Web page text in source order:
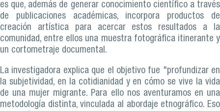
es que, además de generar conocimiento científico a través
de publicaciones académicas, incorpora productos de
creación artística para acercar estos resultados a la
comunidad, entre ellos una muestra fotográfica itinerante y
un cortometraje documental.
La investigadora explica que el objetivo fue "profundizar en
la subjetividad, en la cotidianidad y en cómo se vive la vida
de una mujer migrante. Para ello nos aventuramos en una
metodología distinta, vinculada al abordaje etnográfico. Eso